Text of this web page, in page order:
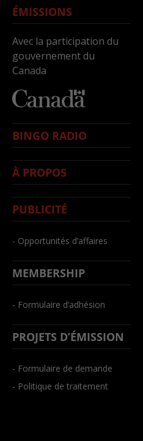
ÉMISSIONS
Avec la participation du
gouvernement du
Canada
BINGO RADIO
À PROPOS
PUBLICITÉ
- Opportunités d’affaires
MEMBERSHIP
- Formulaire d’adhésion
PROJETS D’ÉMISSION
- Formulaire de demande
- Politique de traitement